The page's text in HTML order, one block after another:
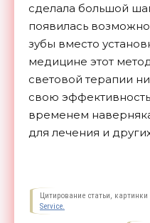
сделала большой
появилась
зубы вместо
медицине этот
световой терапии
свою
временем
для лечения и
Цитирование статьи,
Service.